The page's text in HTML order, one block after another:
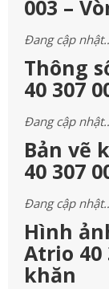
003 –
Đang cập
Thông
40 307
Đang cập
Bản vẽ
40 307
Đang cập
Hình
Atrio 40
khăn